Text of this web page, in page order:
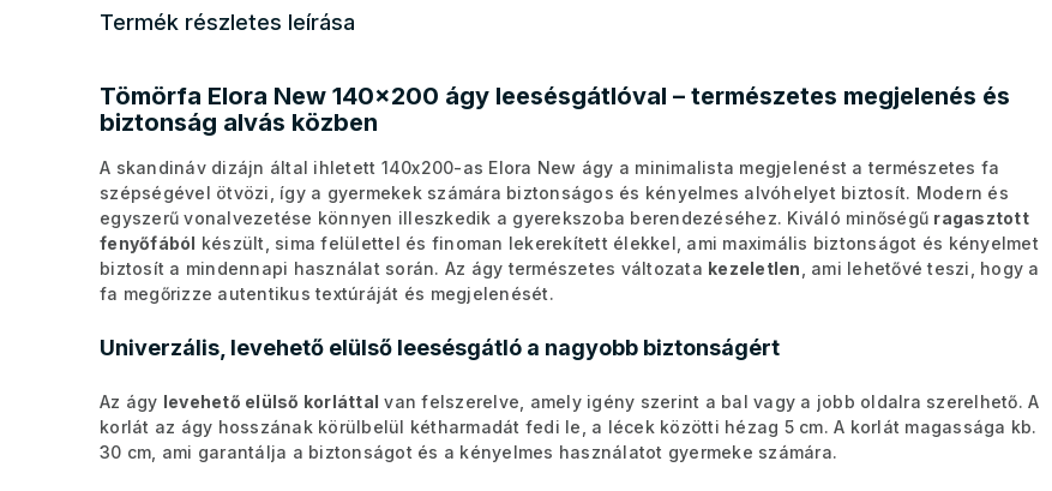
Termék részletes leírása
Tömörfa Elora New 140x200 ágy leesésgátlóval – természetes megjelenés és
biztonság alvás közben
A skandináv dizájn által ihletett 140x200-as Elora New ágy a minimalista megjelenést a természetes fa
szépségével ötvözi, így a gyermekek számára biztonságos és kényelmes alvóhelyet biztosít. Modern és
egyszerű vonalvezetése könnyen illeszkedik a gyerekszoba berendezéséhez. Kiváló minőségű ragasztott
fenyőfából készült, sima felülettel és finoman lekerekített élekkel, ami maximális biztonságot és kényelmet
biztosít a mindennapi használat során. Az ágy természetes változata kezeletlen , ami lehetővé teszi, hogy a
fa megőrizze autentikus textúráját és megjelenését.
Univerzális, levehető elülső leesésgátló a nagyobb biztonságért
Az ágy levehető elülső korláttal van felszerelve, amely igény szerint a bal vagy a jobb oldalra szerelhető. A
korlát az ágy hosszának körülbelül kétharmadát fedi le, a lécek közötti hézag 5 cm. A korlát magassága kb.
30 cm, ami garantálja a biztonságot és a kényelmes használatot gyermeke számára.